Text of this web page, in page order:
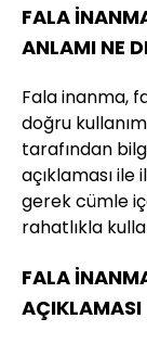
FALA
ANLAMI NE
Fala inanma,
doğru
tarafından
açıklaması
gerek cümle
rahatlıkla
FALA
AÇIKLAMASI